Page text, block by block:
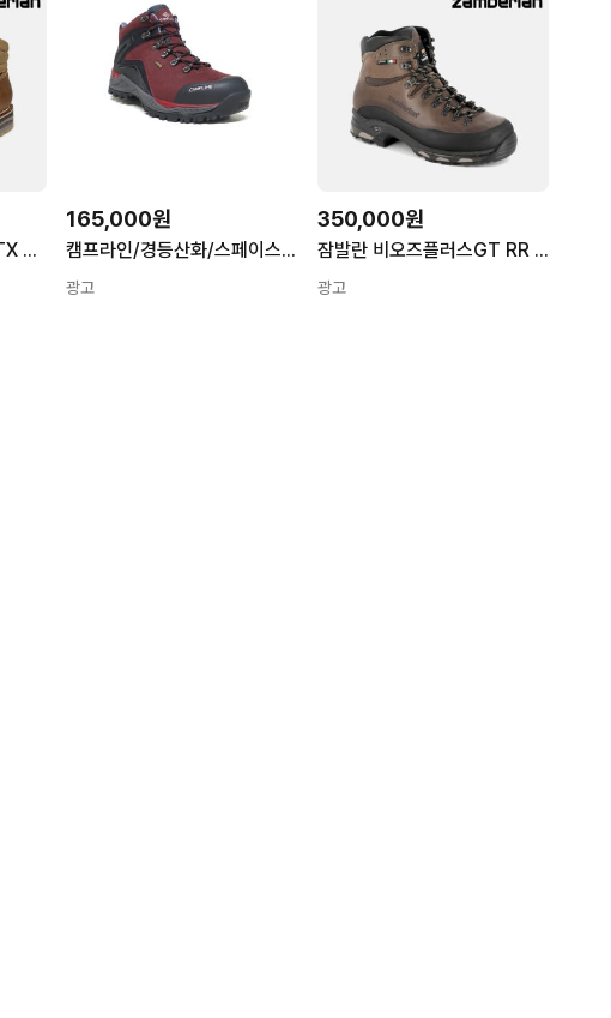
잠발란 포르도이 NW GTX 등산화 너트 천연가죽 고어텍스 클래식 하이킹화
165,000원
캠프라인/경등산화/스페이스 레드/고어텍스
광고
350,000원
잠발란 비오즈플러스GT RR 등산화 장기산행 하이킹 고어텍스 중등산화
광고